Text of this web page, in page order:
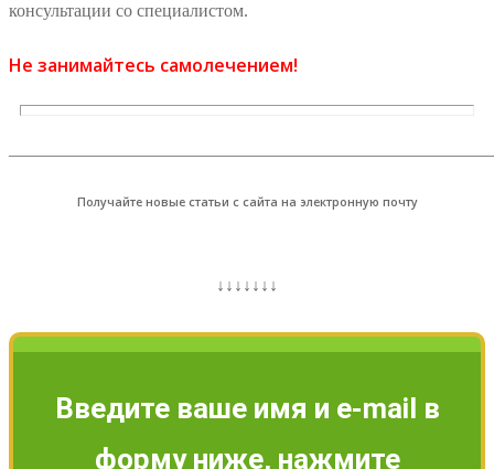
консультации со специалистом.
Не занимайтесь самолечением!
Получайте новые статьи с сайта на электронную почту
↓↓↓↓↓↓↓
Введите ваше имя и e-mail в
форму ниже, нажмите